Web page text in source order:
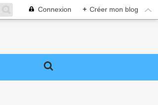
Connexion + Créer mon blog